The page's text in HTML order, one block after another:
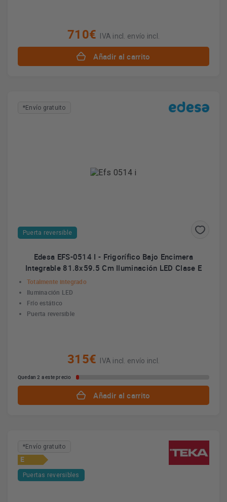
710€ IVA incl. envío incl.
Añadir al carrito
*Envío gratuito
Puerta reversible
Edesa EFS-0514 I - Frigorífico Bajo Encimera
Integrable 81.8x59.5 Cm Iluminación LED Clase E
Totalmente integrado
Iluminación LED
Frío estático
Puerta reversible
315€ IVA incl. envío incl.
Quedan 2 a este precio
Añadir al carrito
*Envío gratuito
E
Puertas reversibles